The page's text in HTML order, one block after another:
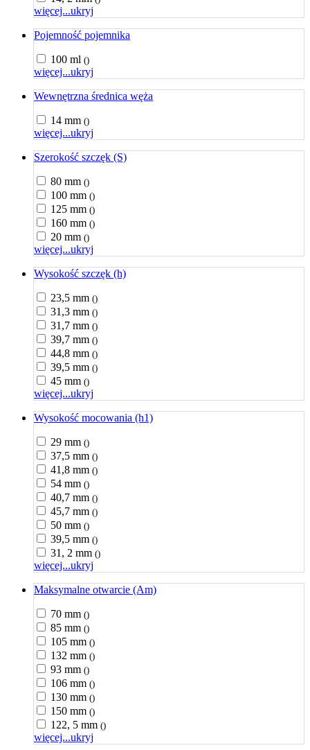
więcej...ukryj
Pojemność pojemnika
100 ml ()
więcej...ukryj
Wewnętrzna średnica węża
14 mm ()
więcej...ukryj
Szerokość szczęk (S)
80 mm ()
100 mm ()
125 mm ()
160 mm ()
20 mm ()
więcej...ukryj
Wysokość szczęk (h)
23,5 mm ()
31,3 mm ()
31,7 mm ()
39,7 mm ()
44,8 mm ()
39,5 mm ()
45 mm ()
więcej...ukryj
Wysokość mocowania (h1)
29 mm ()
37,5 mm ()
41,8 mm ()
54 mm ()
40,7 mm ()
45,7 mm ()
50 mm ()
39,5 mm ()
31, 2 mm ()
więcej...ukryj
Maksymalne otwarcie (Am)
70 mm ()
85 mm ()
105 mm ()
132 mm ()
93 mm ()
106 mm ()
130 mm ()
150 mm ()
122, 5 mm ()
więcej...ukryj